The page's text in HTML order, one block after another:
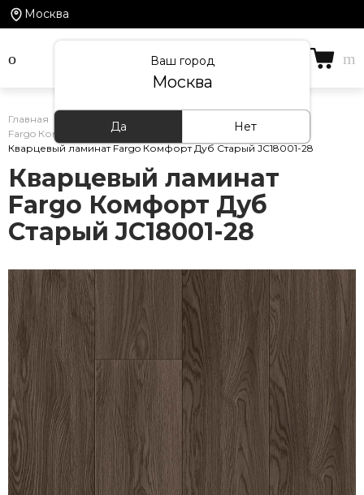
Москва
Ваш город
Москва
Да Нет
Главная Каталог товаров Кварцевый ламинат
Fargo Комфорт
Кварцевый ламинат Fargo Комфорт Дуб Старый JC18001-28
Кварцевый ламинат
Fargo Комфорт Дуб
Старый JC18001-28